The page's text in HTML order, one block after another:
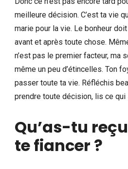
meilleure décision. C’est ta vie
marie pour la vie. Le bonheur
avant et après toute chose.
n’est pas le premier facteur, ma
même un peu d’étincelles. Ton
passer toute ta vie. Réfléchis
prendre toute décision, lis ce qui
Qu’as-tu
te fiancer ?